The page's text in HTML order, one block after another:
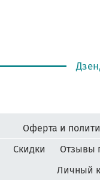
Оферта и
Скидки
Отзывы
Личный